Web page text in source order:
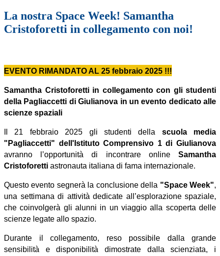
La nostra Space Week! Samantha
Cristoforetti in collegamento con noi!
EVENTO RIMANDATO AL 25 febbraio 2025 !!!
Samantha Cristoforetti in collegamento con gli studenti
della Pagliaccetti di Giulianova in un evento dedicato alle
scienze spaziali
Il 21 febbraio 2025 gli studenti della scuola media
"Pagliaccetti" dell'Istituto Comprensivo 1 di Giulianova
avranno l ’opportunità di incontrare onlineSamantha
Cristoforetti astronauta italiana di fama internazionale.
Questo evento segnerà la conclusione della "Space Week",
una settimana di attività dedicate all ’esplorazione spaziale,
che coinvolgerà gli alunni in un viaggio alla scoperta delle
scienze legate allo spazio.
Durante il collegamento, reso possibile dalla grande
sensibilità e disponibilità dimostrate dalla scienziata, i